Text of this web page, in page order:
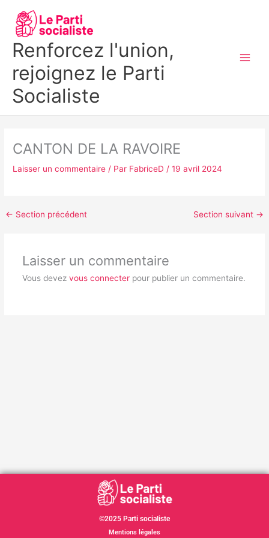
contenu
Renforcez l'union,
rejoignez le Parti
Socialiste
CANTON DE LA RAVOIRE
Laisser un commentaire / Par FabriceD/19 avril 2024
← Section précédent Section suivant →
Laisser un commentaire
Vous devez vous connecterpour publier un commentaire.
©2025 Parti socialiste
Mentions légales